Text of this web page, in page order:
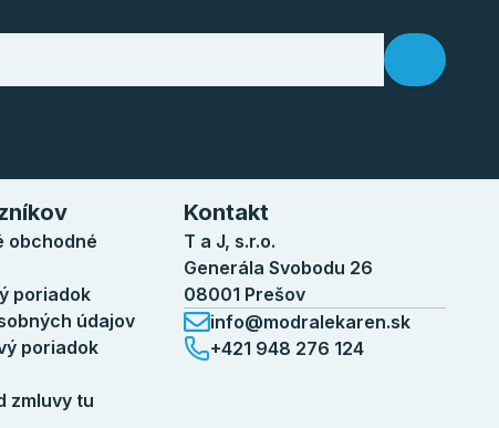
obchodné
poriadok
údajov
poriadok
zmluvy tu
Kontakt
T a J, s.r.o.
Generála Svobodu 26
08001 Prešov
info@modralekaren.sk
+421 948 276 124